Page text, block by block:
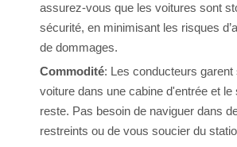
assurez-vous que les voitures sont
sécurité, en minimisant les risques
de dommages.
Commodité: Les conducteurs
voiture dans une cabine d'entrée et
reste. Pas besoin de naviguer dans
restreints ou de vous soucier du